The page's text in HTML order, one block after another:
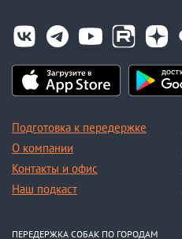
Подготовка к передержке
О компании
Контакты и офис
Наш подкаст
ПЕРЕДЕРЖКА СОБАК ПО ГОРОДАМ